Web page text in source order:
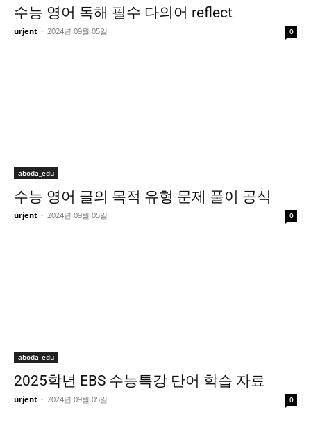
수능 영어 독해 필수 다의어 reflect
urjent - 2024년 09월 05일 0
aboda_edu
수능 영어 글의 목적 유형 문제 풀이 공식
urjent - 2024년 09월 05일 0
aboda_edu
2025학년 EBS 수능특강 단어 학습 자료
urjent - 2024년 09월 05일 0